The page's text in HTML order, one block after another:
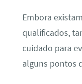
Embora
qualificados,
cuidado para
alguns pontos